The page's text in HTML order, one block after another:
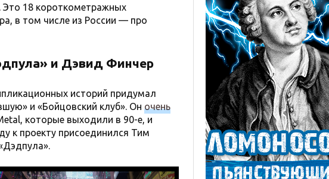
Это 18 короткометражных
в том числе из России — про
и Дэвид Финчер
историй придумал
и «Бойцовский клуб». Он очень
которые выходили в 90-е, и
к проекту присоединился Тим